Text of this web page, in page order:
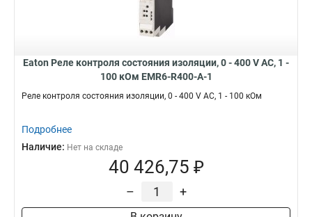
Eaton Реле контроля состояния изоляции, 0 - 400 V AC, 1 -
100 кОм EMR6-R400-A-1
Реле контроля состояния изоляции, 0 - 400 V AC, 1 - 100 кОм
Подробнее
Наличие: Нет на складе
40 426,75 ₽
– +